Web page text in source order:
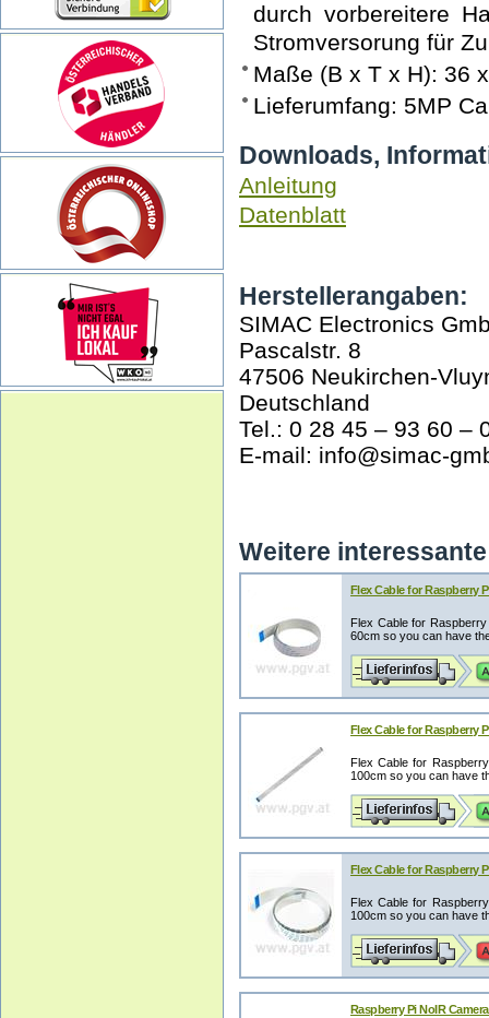
durch vorbereitere
Stromversorung für
Maße (B x T x H): 36
Lieferumfang: 5MP
Downloads,
Anleitung
Datenblatt
Herstellerangaben:
SIMAC Electronics
Pascalstr. 8
47506 Neukirchen-
Deutschland
Tel.: 0 28 45 – 93 60 –
E-mail: info@simac-
Weitere
Flex Cable for Raspberry
Flex Cable for
60cm so you can have
Flex Cable for Raspberry
Flex Cable for
100cm so you can have
Flex Cable for Raspberry
Flex Cable for
100cm so you can have
Raspberry Pi NoIR